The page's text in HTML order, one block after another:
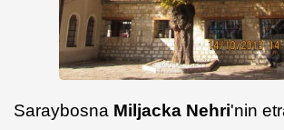
Saraybosna Miljacka Nehri'nin